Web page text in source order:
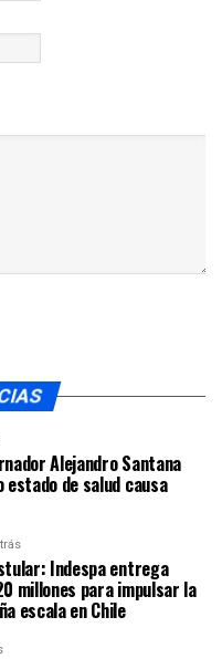
Alejandro Santana
estado de salud causa
Indespa entrega
millones para impulsar la
escala en Chile